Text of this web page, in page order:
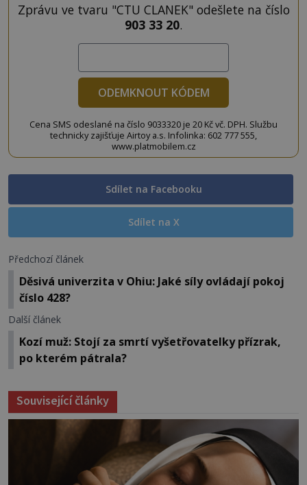
Zprávu ve tvaru "CTU CLANEK" odešlete na číslo
903 33 20.
ODEMKNOUT KÓDEM
Cena SMS odeslané na číslo 9033320 je 20 Kč vč. DPH. Službu
technicky zajišťuje Airtoy a.s. Infolinka: 602 777 555,
www.platmobilem.cz
Sdílet na Facebooku
Sdílet na X
Předchozí článek
Děsivá univerzita v Ohiu: Jaké síly ovládají pokoj
číslo 428?
Další článek
Kozí muž: Stojí za smrtí vyšetřovatelky přízrak,
po kterém pátrala?
Související články